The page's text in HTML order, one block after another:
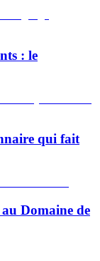
: le
qui fait
Domaine de